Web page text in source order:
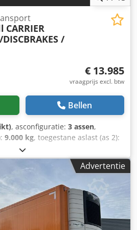
CARRIER
/
€ 13.985
vraagprijs excl. btw
Bellen
, asconfiguratie: 3 assen,
9.000 kg, toegestane aslast (as 2):
(as 3):
lengte:14.000 mm, totale
hoogte: 4.000 mm, ophanging:
65-R22.5
, = Verdere opties en
-
- Luchtvering - Schijfremmen =
koeloplegger met ABS/EBS,
Advertentie